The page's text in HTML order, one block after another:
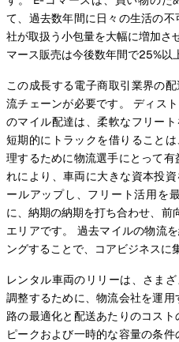
て、過去数年間に日々の生活の
社が取扱う小包量を大幅に増加さ
マース販売は今後数年間で25%以
この成長する電子商取引業界の
流チェーンが必要です。 ディス
のマイル配達は、柔軟なフリー
短期的にトラックを借りること
理するために物流選手にとって
れにより、車両に大きな資本投
ールアップし、フリート活用を
に、納期の納期を打ち合わせ、
エリアです。 過去マイルの物流
ングすることで、コアビジネスに
レンタル車両のリリーは、さま
調整するために、物流会社を運
路の最適化と配送あたりのコス
ピークおよび一時的な容量の条